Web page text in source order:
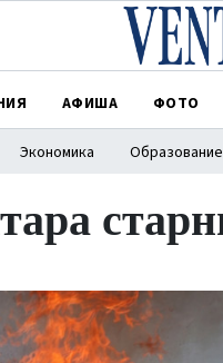
АФИША ФОТО
Экономика Образование